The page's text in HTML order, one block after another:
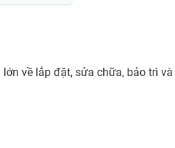
về lắp đặt, sửa chữa, bảo trì